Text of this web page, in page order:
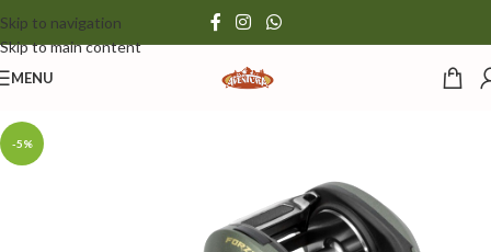
Skip to navigation
Skip to main content
MENU
-5%